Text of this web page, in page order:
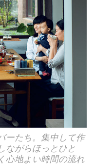
ーたち。集中して作
ながらほっとひと
心地よい時間の流れ